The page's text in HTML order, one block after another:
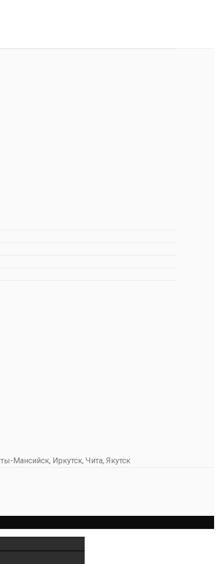
Мансийск, Иркутск, Чита, Якутск